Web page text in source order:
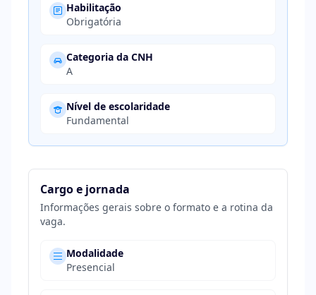
Habilitação
Obrigatória
Categoria da CNH
A
Nível de escolaridade
Fundamental
Cargo e jornada
Informações gerais sobre o formato e a rotina da
vaga.
Modalidade
Presencial